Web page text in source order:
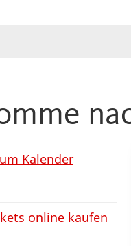
Kalender
online kaufen